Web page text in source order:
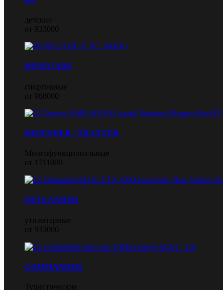
детские
от 933000
RENEGADE
спортивные
от 968000
DEFENDER / TRAXTER
Многофункциональные
от 1711000
OUTLANDER
утилитарные
от 933000
COMMANDER
Туристические